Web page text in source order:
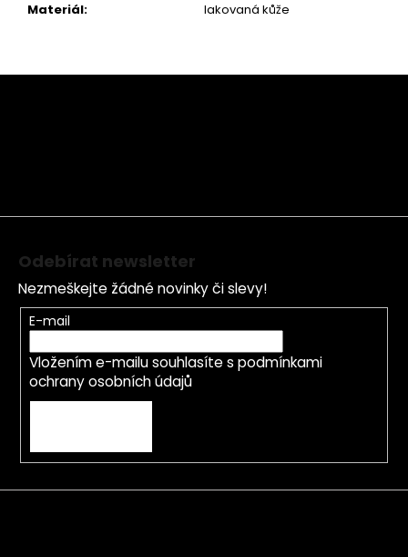
Materiál: lakovaná kůže
Odebírat newsletter
Nezmeškejte žádné novinky či slevy!
E-mail
Vložením e-mailu souhlasíte s podmínkami
ochrany osobních údajů